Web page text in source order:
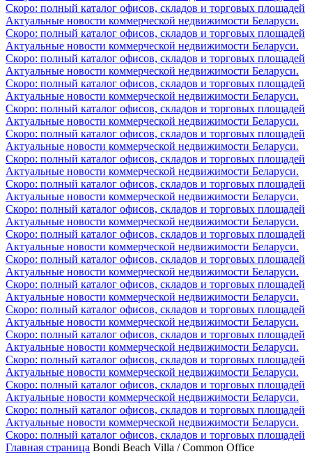
Скоро: полный каталог офисов, складов и торговых площадей
Актуальные новости коммерческой недвижимости Беларуси.
Скоро: полный каталог офисов, складов и торговых площадей
Актуальные новости коммерческой недвижимости Беларуси.
Скоро: полный каталог офисов, складов и торговых площадей
Актуальные новости коммерческой недвижимости Беларуси.
Скоро: полный каталог офисов, складов и торговых площадей
Актуальные новости коммерческой недвижимости Беларуси.
Скоро: полный каталог офисов, складов и торговых площадей
Актуальные новости коммерческой недвижимости Беларуси.
Скоро: полный каталог офисов, складов и торговых площадей
Актуальные новости коммерческой недвижимости Беларуси.
Скоро: полный каталог офисов, складов и торговых площадей
Актуальные новости коммерческой недвижимости Беларуси.
Скоро: полный каталог офисов, складов и торговых площадей
Актуальные новости коммерческой недвижимости Беларуси.
Скоро: полный каталог офисов, складов и торговых площадей
Актуальные новости коммерческой недвижимости Беларуси.
Скоро: полный каталог офисов, складов и торговых площадей
Актуальные новости коммерческой недвижимости Беларуси.
Скоро: полный каталог офисов, складов и торговых площадей
Актуальные новости коммерческой недвижимости Беларуси.
Скоро: полный каталог офисов, складов и торговых площадей
Актуальные новости коммерческой недвижимости Беларуси.
Скоро: полный каталог офисов, складов и торговых площадей
Актуальные новости коммерческой недвижимости Беларуси.
Скоро: полный каталог офисов, складов и торговых площадей
Актуальные новости коммерческой недвижимости Беларуси.
Скоро: полный каталог офисов, складов и торговых площадей
Актуальные новости коммерческой недвижимости Беларуси.
Скоро: полный каталог офисов, складов и торговых площадей
Актуальные новости коммерческой недвижимости Беларуси.
Скоро: полный каталог офисов, складов и торговых площадей
Актуальные новости коммерческой недвижимости Беларуси.
Скоро: полный каталог офисов, складов и торговых площадей
Главная страница Bondi Beach Villa / Common Office